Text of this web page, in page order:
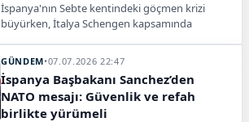
İspanya'nın Sebte kentindeki göçmen krizi
büyürken, İtalya Schengen kapsamında
kaybı 57'ye yükseldi.
GÜNDEM•07.07.2026 22:47
İspanya Başbakanı Sanchez’den
NATO mesajı: Güvenlik ve refah
birlikte yürümeli